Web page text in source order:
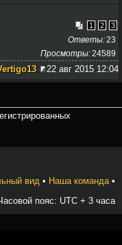
1 2 3
23
Ответы
24589
Просмотры
22 авг 2015 12:04
вид • Наша команда•
пояс: UTC + 3 часа